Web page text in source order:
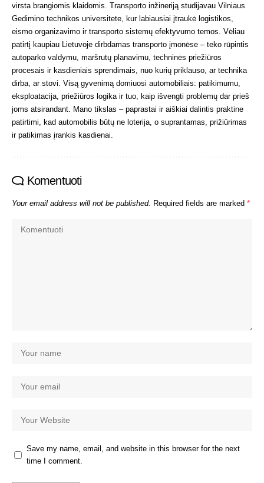
virsta brangiomis klaidomis. Transporto inžineriją studijavau Vilniaus
Gedimino technikos universitete, kur labiausiai įtraukė logistikos,
eismo organizavimo ir transporto sistemų efektyvumo temos. Vėliau
patirtį kaupiau Lietuvoje dirbdamas transporto įmonėse – teko rūpintis
autoparko valdymu, maršrutų planavimu, techninės priežiūros
procesais ir kasdieniais sprendimais, nuo kurių priklauso, ar technika
dirba, ar stovi. Visą gyvenimą domiuosi automobiliais: patikimumu,
eksploatacija, priežiūros logika ir tuo, kaip išvengti problemų dar prieš
joms atsirandant. Mano tikslas – paprastai ir aiškiai dalintis praktine
patirtimi, kad automobilis būtų ne loterija, o suprantamas, prižiūrimas
ir patikimas įrankis kasdienai.
Komentuoti
Your email address will not be published. Required fields are marked *
Save my name, email, and website in this browser for the next
time I comment.